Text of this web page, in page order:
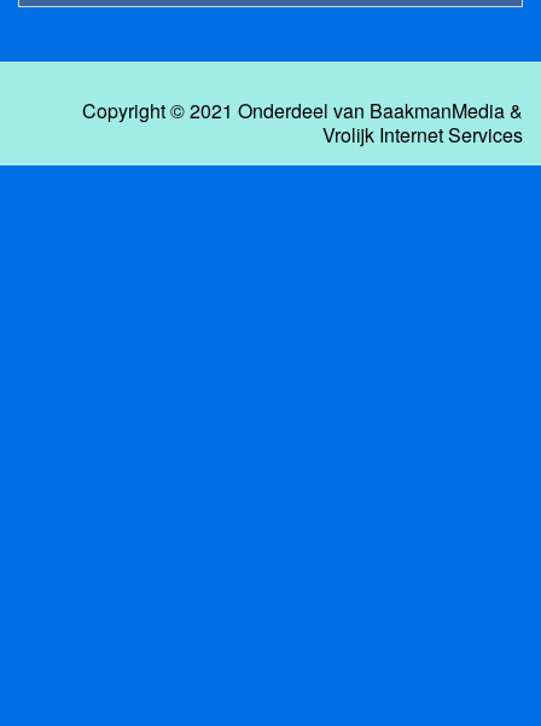
Copyright © 2021 Onderdeel van BaakmanMedia&
Vrolijk Internet Services